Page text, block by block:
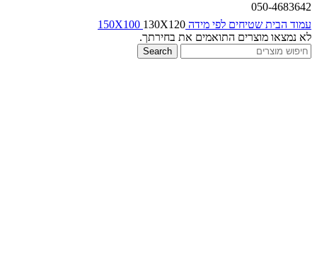
050-4683642
עמוד הבית שטיחים לפי מידה 150X100 130X120
לא נמצאו מוצרים התואמים את בחירתך.
Search